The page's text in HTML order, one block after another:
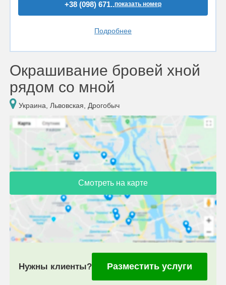
+38 (098) 671..показать номер
Подробнее
Окрашивание бровей хной
рядом со мной
Украина, Львовская, Дрогобыч
Смотреть на карте
Нужны клиенты? Разместить услуги